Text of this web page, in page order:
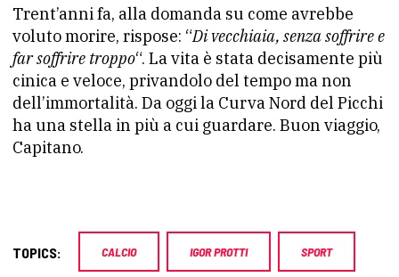
Trent’anni fa, alla domanda su come avrebbe
voluto morire, rispose: “Di vecchiaia, senza soffrire e
far soffrire troppo“. La vita è stata decisamente più
cinica e veloce, privandolo del tempo ma non
dell’immortalità. Da oggi la Curva Nord del Picchi
ha una stella in più a cui guardare. Buon viaggio,
Capitano.
TOPICS: CALCIO IGOR PROTTI SPORT